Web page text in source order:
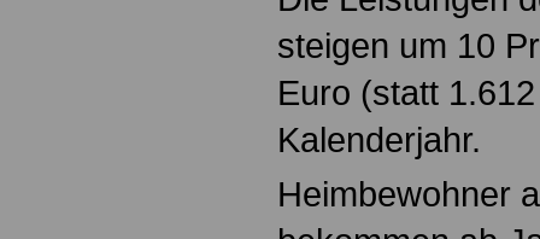
steigen um 10
Euro (statt
Kalenderjahr.
Heimbewohner